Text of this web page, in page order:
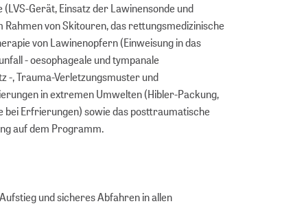
Gerät, Einsatz der Lawinensonde und
von Skitouren, das rettungsmedizinische
von Lawinenopfern (Einweisung in das
- oesophageale und tympanale
-, Trauma-Verletzungsmuster und
in extremen Umwelten (Hibler-Packung,
Erfrierungen) sowie das posttraumatische
auf dem Programm.
und sicheres Abfahren in allen